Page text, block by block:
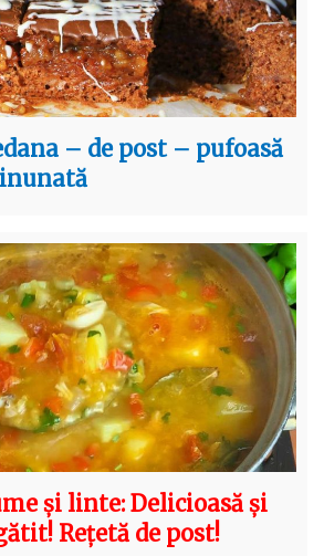
– de post – pufoasă
și linte: Delicioasă și
Rețetă de post!